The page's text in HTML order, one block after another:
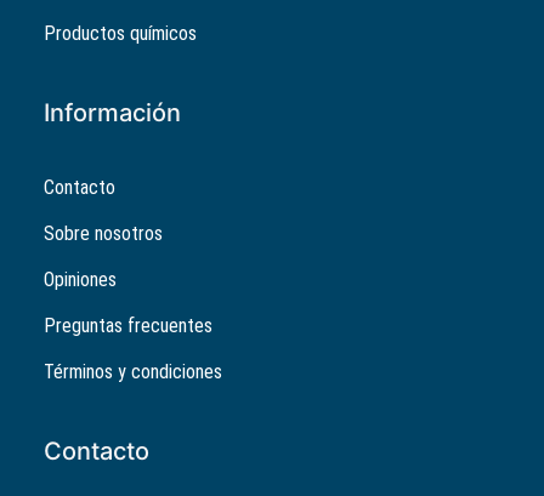
Productos químicos
Información
Contacto
Sobre nosotros
Opiniones
Preguntas frecuentes
Términos y condiciones
Contacto